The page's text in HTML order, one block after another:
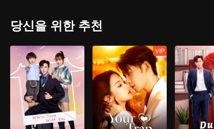
당신을 위한 추천
VIP